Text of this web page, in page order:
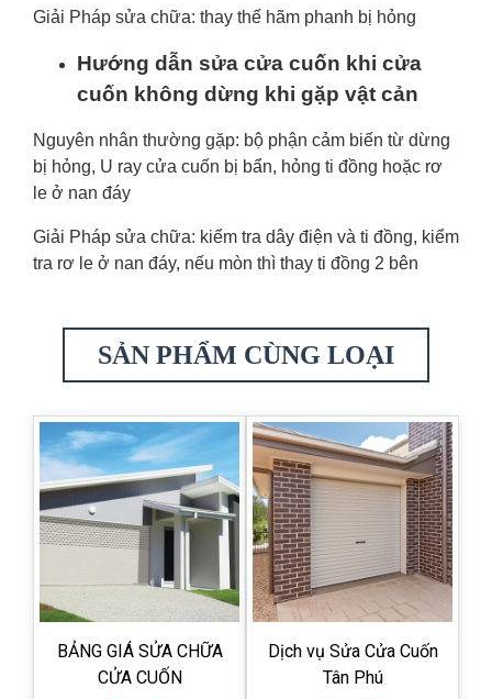
Giải Pháp sửa chữa: thay thế hãm phanh bị hỏng
Hướng dẫn sửa cửa cuốn khi cửa
cuốn không dừng khi gặp vật cản
Nguyên nhân thường gặp: bộ phận cảm biến từ dừng
bị hỏng, U ray cửa cuốn bị bẩn, hỏng ti đồng hoặc rơ
le ở nan đáy
Giải Pháp sửa chữa: kiểm tra dây điện và ti đồng, kiểm
tra rơ le ở nan đáy, nếu mòn thì thay ti đồng 2 bên
SẢN PHẨM CÙNG LOẠI
BẢNG GIÁ SỬA CHỮA
CỬA CUỐN
Dịch vụ Sửa Cửa Cuốn
Tân Phú